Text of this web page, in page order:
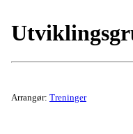
Arrangør: Treninger